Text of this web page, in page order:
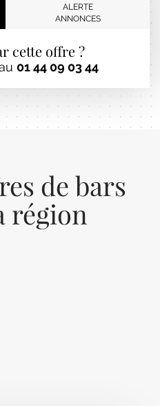
ALERTE
ANNONCES
cette offre ?
01 44 09 03 44
de bars
région